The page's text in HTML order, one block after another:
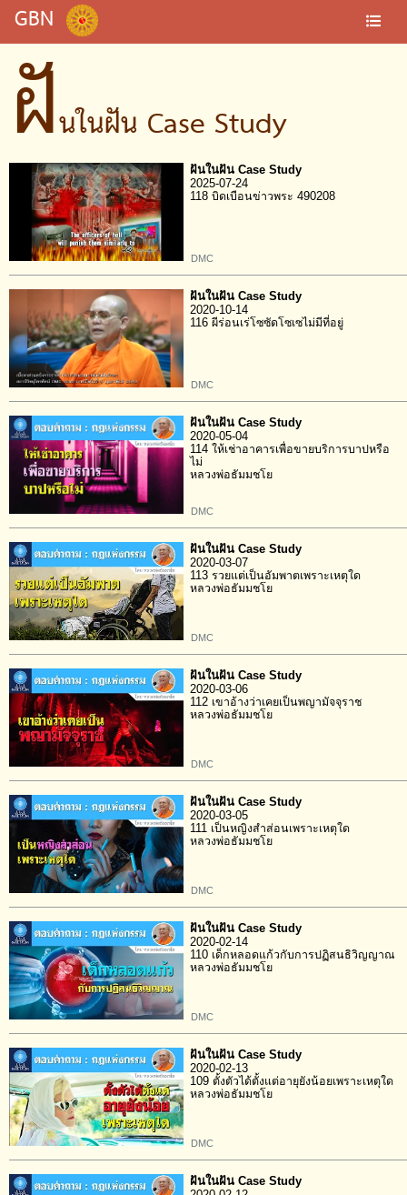
GBN
ฝันในฝัน Case Study
ฝันในฝัน Case Study
2025-07-24
118 บิดเบือนข่าวพระ 490208
DMC
ฝันในฝัน Case Study
2020-10-14
116 ผีร่อนเร่โซซัดโซเซไม่มีที่อยู่
DMC
ฝันในฝัน Case Study
2020-05-04
114 ให้เช่าอาคารเพื่อขายบริการบาปหรือ
ไม่
หลวงพ่อธัมมชโย
DMC
ฝันในฝัน Case Study
2020-03-07
113 รวยแต่เป็นอัมพาตเพราะเหตุใด
หลวงพ่อธัมมชโย
DMC
ฝันในฝัน Case Study
2020-03-06
112 เขาอ้างว่าเคยเป็นพญามัจจุราช
หลวงพ่อธัมมชโย
DMC
ฝันในฝัน Case Study
2020-03-05
111 เป็นหญิงสำส่อนเพราะเหตุใด
หลวงพ่อธัมมชโย
DMC
ฝันในฝัน Case Study
2020-02-14
110 เด็กหลอดแก้วกับการปฏิสนธิวิญญาณ
หลวงพ่อธัมมชโย
DMC
ฝันในฝัน Case Study
2020-02-13
109 ตั้งตัวได้ตั้งแต่อายุยังน้อยเพราะเหตุใด
หลวงพ่อธัมมชโย
DMC
ฝันในฝัน Case Study